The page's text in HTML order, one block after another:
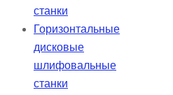
станки
Горизонтальные
дисковые
шлифовальные
станки